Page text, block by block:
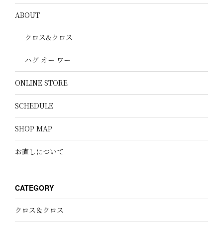
ABOUT
クロス&クロス
ハグ オー ワー
ONLINE STORE
SCHEDULE
SHOP MAP
お直しについて
CATEGORY
クロス＆クロス